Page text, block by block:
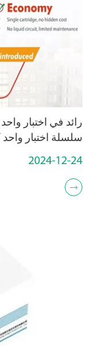
سلسلة اختبار
2024-12-24
